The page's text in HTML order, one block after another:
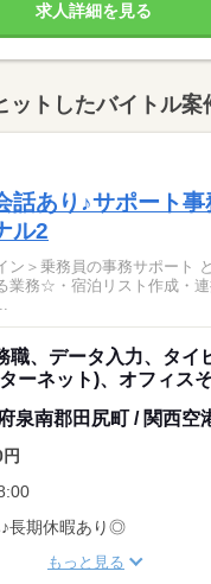
求人詳細を見る
ットしたバイトル案
話あり♪サポート
ル2
ン＞乗務員の事務サポート
業務☆・宿泊リスト作成・
職、データ入力、タイ
ーネット)、オフィス
泉南郡田尻町 / 関西空
長期休暇あり◎
もっと見る